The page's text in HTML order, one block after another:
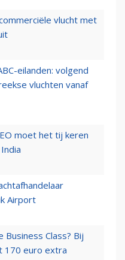
vlucht met
eilanden: volgend
vluchten vanaf
moet het tij keren
Airport
Business Class? Bij
170 euro extra